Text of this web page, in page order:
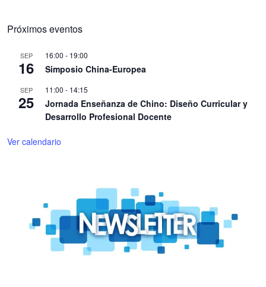
Próximos eventos
SEP
16
16:00 - 19:00
Simposio China-Europea
SEP
25
11:00 - 14:15
Jornada Enseñanza de Chino: Diseño Curricular y
Desarrollo Profesional Docente
Ver calendario